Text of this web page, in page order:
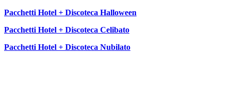
Pacchetti Hotel + Discoteca Halloween
Pacchetti Hotel + Discoteca Celibato
Pacchetti Hotel + Discoteca Nubilato